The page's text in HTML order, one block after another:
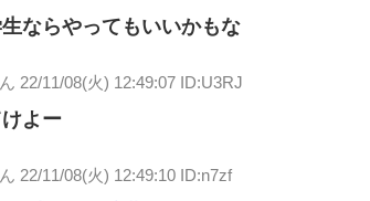
ならやってもいいかもな
22/11/08(火) 12:49:07 ID:U3RJ
よー
22/11/08(火) 12:49:10 ID:n7zf